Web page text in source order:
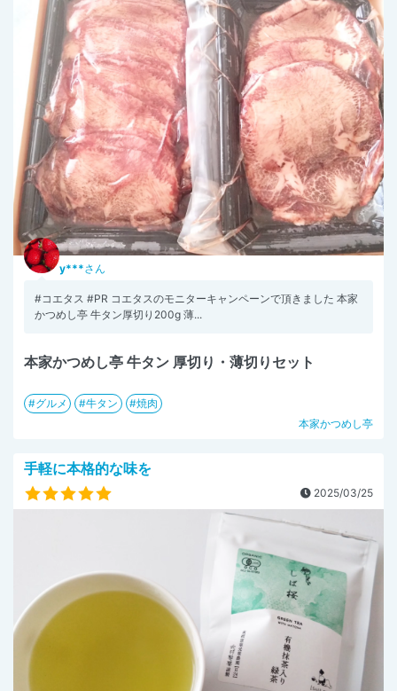
y***さん
#コエタス #PR コエタスのモニターキャンペーンで頂きました 本家
かつめし亭 牛タン厚切り200g 薄...
本家かつめし亭 牛タン 厚切り・薄切りセット
グルメ 牛タン
焼肉
本家かつめし亭
手軽に本格的な味を
2025/03/25